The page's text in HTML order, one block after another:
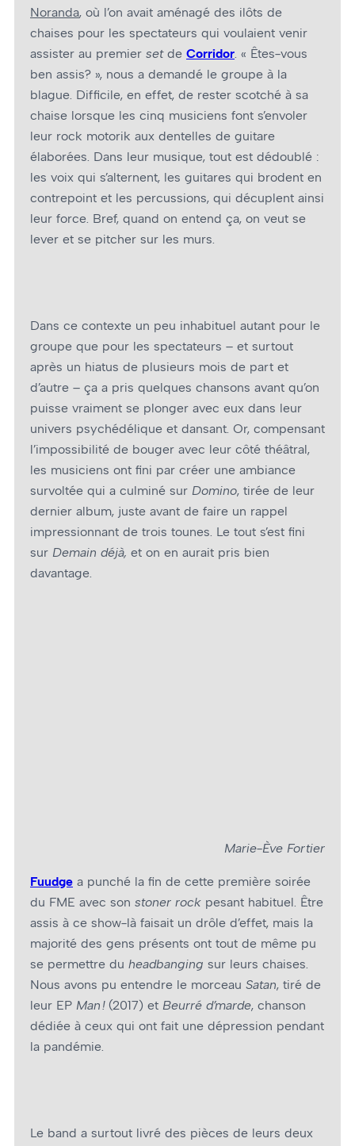
Noranda, où l’on avait aménagé des ilôts de
chaises pour les spectateurs qui voulaient venir
assister au premier set de Corridor. « Êtes-vous
ben assis? », nous a demandé le groupe à la
blague. Difficile, en effet, de rester scotché à sa
chaise lorsque les cinq musiciens font s’envoler
leur rock motorik aux dentelles de guitare
élaborées. Dans leur musique, tout est dédoublé :
les voix qui s’alternent, les guitares qui brodent en
contrepoint et les percussions, qui décuplent ainsi
leur force. Bref, quand on entend ça, on veut se
lever et se pitcher sur les murs.
Dans ce contexte un peu inhabituel autant pour le
groupe que pour les spectateurs – et surtout
après un hiatus de plusieurs mois de part et
d’autre – ça a pris quelques chansons avant qu’on
puisse vraiment se plonger avec eux dans leur
univers psychédélique et dansant. Or, compensant
l’impossibilité de bouger avec leur côté théâtral,
les musiciens ont fini par créer une ambiance
survoltée qui a culminé sur Domino, tirée de leur
dernier album, juste avant de faire un rappel
impressionnant de trois tounes. Le tout s’est fini
sur Demain déjà, et on en aurait pris bien
davantage.
Marie-Ève Fortier
Fuudge a punché la fin de cette première soirée
du FME avec son stoner rock pesant habituel. Être
assis à ce show-là faisait un drôle d’effet, mais la
majorité des gens présents ont tout de même pu
se permettre du headbanging sur leurs chaises.
Nous avons pu entendre le morceau Satan, tiré de
leur EP Man !(2017) et Beurré d’marde, chanson
dédiée à ceux qui ont fait une dépression pendant
la pandémie.
Le band a surtout livré des pièces de leurs deux